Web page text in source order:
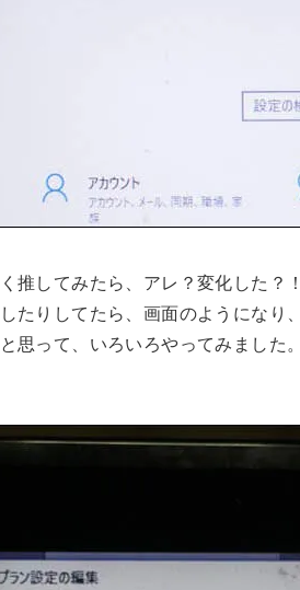
推してみたら、アレ？変化した？
たりしてたら、画面のようになり
思って、いろいろやってみました